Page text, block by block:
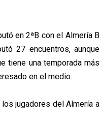
en 2ªB con el Almería B
27 encuentros, aunque
tiene una temporada más
en el medio.
jugadores del Almería a